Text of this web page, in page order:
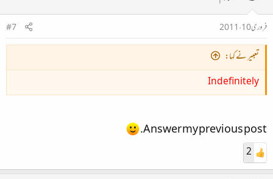
فروری 10، 2011
#7
تعبیر نے کہا:
Indefinitely
Answer my previous post.
2